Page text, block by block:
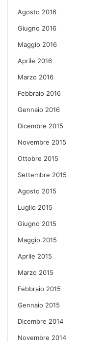
Agosto 2016
Giugno 2016
Maggio 2016
Aprile 2016
Marzo 2016
Febbraio 2016
Gennaio 2016
Dicembre 2015
Novembre 2015
Ottobre 2015
Settembre 2015
Agosto 2015
Luglio 2015
Giugno 2015
Maggio 2015
Aprile 2015
Marzo 2015
Febbraio 2015
Gennaio 2015
Dicembre 2014
Novembre 2014